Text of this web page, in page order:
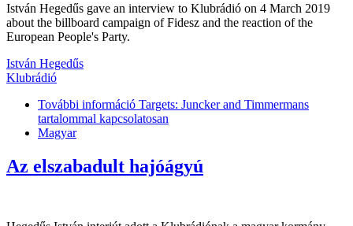
István Hegedűs gave an interview to Klubrádió on 4 March 2019
about the billboard campaign of Fidesz and the reaction of the
European People's Party.
István Hegedűs
Klubrádió
További információ Targets: Juncker and Timmermans
tartalommal kapcsolatosan
Magyar
Az elszabadult hajóágyú